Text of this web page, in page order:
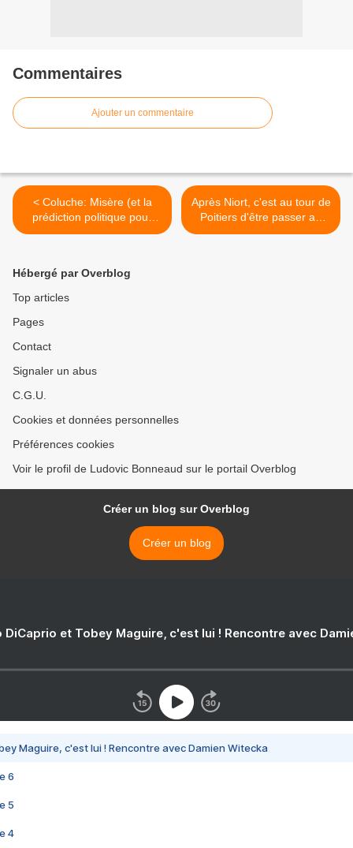
Commentaires
Ajouter un commentaire
< Coluche: Misère (et la
prédiction politique pour
2012)
Après Niort, c'est au tour de
Poitiers d'être passer au
scalp des Moody's des
Hébergé par Overblog
Top articles
Pages
Contact
Signaler un abus
C.G.U.
Cookies et données personnelles
Préférences cookies
Voir le profil de Ludovic Bonneaud sur le portail Overblog
Créer un blog sur Overblog
Créer un blog
DiCaprio et Tobey Maguire, c'est lui ! Rencontre avec
Maguire, c'est lui ! Rencontre avec Damien Witecka
6
5
4